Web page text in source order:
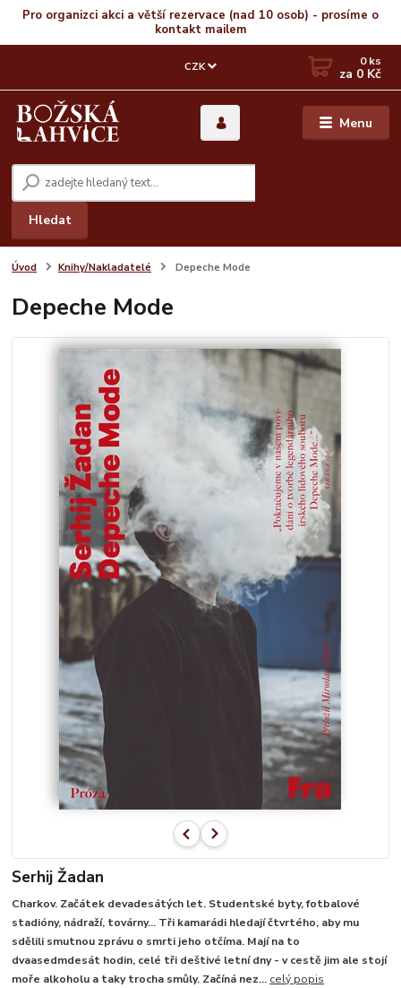
Pro organizci akci a větší rezervace (nad 10 osob) - prosíme o
kontakt mailem
Menu
CZK
Hledat
0ks
za 0 Kč
Úvod Knihy/Nakladatelé Depeche Mode
Depeche Mode
Serhij Žadan
Charkov. Začátek devadesátých let. Studentské byty, fotbalové
stadióny, nádraží, továrny… Tři kamarádi hledají čtvrtého, aby mu
sdělili smutnou zprávu o smrti jeho otčíma. Mají na to
dvaasedmdesát hodin, celé tři deštivé letní dny - v cestě jim ale stojí
moře alkoholu a taky trocha smůly. Začíná nez... celý popis